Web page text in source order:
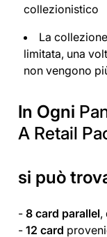
collezionistico
La
limitata, una
non vengono
In Ogni
A Retail
si può
- 8 card parallel,
- 12 card